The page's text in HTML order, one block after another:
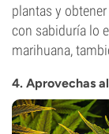
plantas y
con sabiduría lo
marihuana,
4. Aprovechas